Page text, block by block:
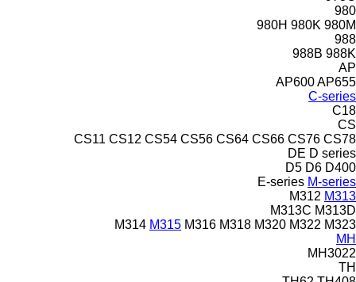
980
980H 980K 980M
988
988B 988K
AP
AP600AP655
C-series
C18
CS
CS11 CS12 CS54 CS56 CS64 CS66 CS76 CS78
DE D series
D5 D6 D400
E-series M-series
M312 M313
M313C M313D
M314 M315 M316 M318 M320 M322 M323
MH
MH3022
TH